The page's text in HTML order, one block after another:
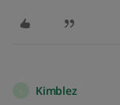
Kimblez